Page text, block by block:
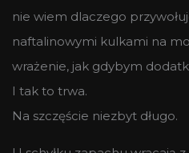
nie wiem dlaczego
naftalinowymi kulkami na
wrażenie, jak gdybym
I tak to trwa.
Na szczęście niezbyt długo.